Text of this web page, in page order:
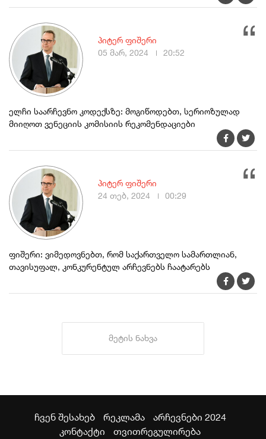
ელჩი საარჩევნო კოდექსზე: მოგიწოდებთ, სერიოზულად
მიიღოთ ვენეციის კომისიის რეკომენდაციები
პიტერ ფიშერი
05 მარ, 2024
20:52
ფიშერი: ვიმედოვნებთ, რომ საქართველო სამართლიან,
თავისუფალ, კონკურენტულ არჩევნებს ჩაატარებს
პიტერ ფიშერი
24 თებ, 2024
00:29
მეტის ნახვა
ჩვენ შესახებ რეკლამა
არჩევნები 2024
კონტაქტი
თვითრეგულირება